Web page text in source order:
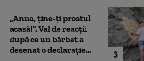
3
„Anna, ţine-ţi prostul
acasă!”. Val de reacții
după ce un bărbat a
desenat o declarație...